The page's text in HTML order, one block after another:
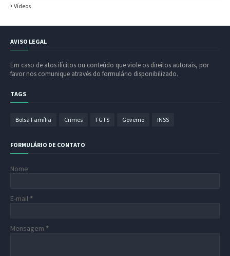
Vídeos
AVISO LEGAL
Em caso de atos ilícitos ou conteúdo que viole os direitos autorais, por
favor nos comunique através do formulário disponibilizado.
TAGS
Bolsa Família Crimes FGTS Governo INSS
FORMULÁRIO DE CONTATO
Nome
E-mail *
Mensagem *